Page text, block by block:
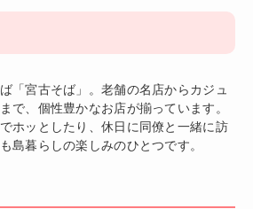
「宮古そば」。老舗の名店からカジュ
で、個性豊かなお店が揃っています。
ホッとしたり、休日に同僚と一緒に訪
島暮らしの楽しみのひとつです。